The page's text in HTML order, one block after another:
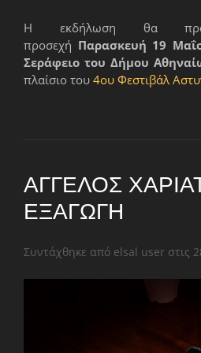
Η εκδήλωση θα
προσεχή Παρασκευή 19
Σεράφειο του Δήμου
πλαίσιο του 4ου Φεστιβάλ
ΆΓΓΕΛΟΣ
ΕΞΑΓΩΓΉ
Συντάχθηκε από elsal user στις